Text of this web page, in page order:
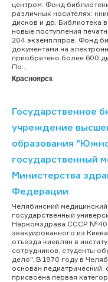
центром. Фонд
различных носителях:
дисков и др. Библиотека
новые поступления
204 экземпляров. Фонд
документами на
приобретено более 600
По...
Красноярск
Государственное
учреждение
образования
государственный
Министерства
Федерации
Челябинский
государственный
Наркомздрава СССР
эвакуированного из
отъезда киевлян в
сотрудников, студенты
дело". В 1970 году в
основан педиатрический
присвоена первая